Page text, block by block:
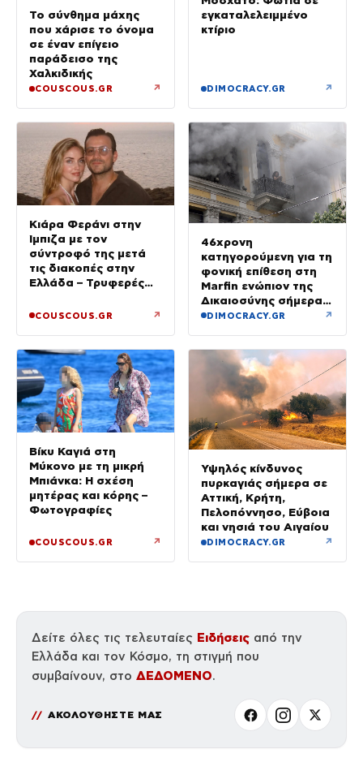
Το σύνθημα μάχης
που χάρισε το όνομα
σε έναν επίγειο
παράδεισο της
Χαλκιδικής
COUSCOUS.GR ↗
εγκαταλελειμμένο
κτίριο
DIMOCRACY.GR ↗
Κιάρα Φεράνι στην
Ίμπιζα με τον
σύντροφό της μετά
τις διακοπές στην
Ελλάδα – Τρυφερές
COUSCOUS.GR ↗
46χρονη
κατηγορούμενη για τη
φονική επίθεση στη
Marfin ενώπιον της
Δικαιοσύνης σήμερα –
Τα στοιχεία που την
DIMOCRACY.GR ↗
Βίκυ Καγιά στη
Μύκονο με τη μικρή
Μπιάνκα: Η σχέση
μητέρας και κόρης –
Φωτογραφίες
COUSCOUS.GR ↗
Υψηλός κίνδυνος
πυρκαγιάς σήμερα σε
Αττική, Κρήτη,
Πελοπόννησο, Εύβοια
και νησιά του Αιγαίου
DIMOCRACY.GR ↗
Δείτε όλες τις τελευταίες Ειδήσεις από την
Ελλάδα και τον Κόσμο, τη στιγμή που
συμβαίνουν, στο ΔΕΔΟΜΕΝΟ.
ΑΚΟΛΟΥΘΗΣΤΕ ΜΑΣ